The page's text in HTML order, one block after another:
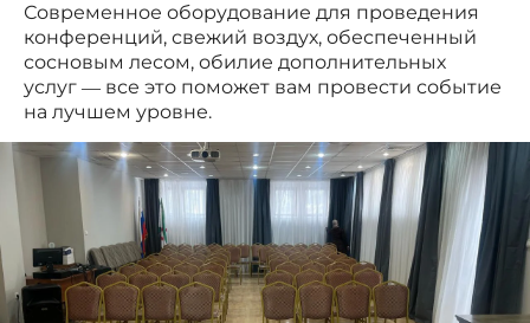
Современное оборудование для проведения
конференций, свежий воздух, обеспеченный
сосновым лесом, обилие дополнительных
услуг — все это поможет вам провести событие
на лучшем уровне.